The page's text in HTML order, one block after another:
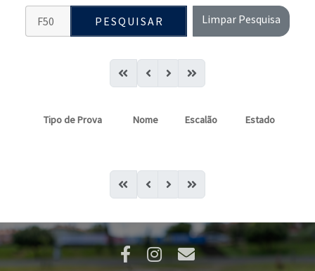
PESQUISAR Limpar Pesquisa
Tipo de Prova Nome Escalão Estado